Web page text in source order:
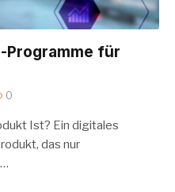
Programme für
0
Ist? Ein digitales
das nur